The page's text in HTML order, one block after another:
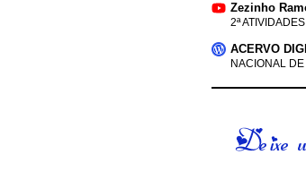
Zezinho
2ª
ACERVO
NACIONAL DE